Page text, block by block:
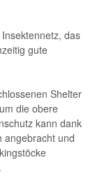
das
gute
Shelter
die obere
kann dank
angebracht und